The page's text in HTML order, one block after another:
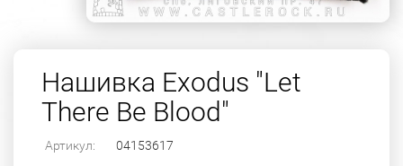
Нашивка Exodus "Let
There Be Blood"
Артикул: 04153617